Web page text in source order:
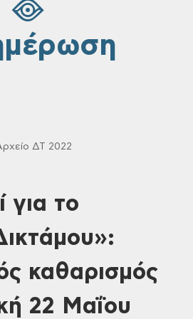
ΔΤ 2022
για το
καθαρισμός
22 Μαΐου